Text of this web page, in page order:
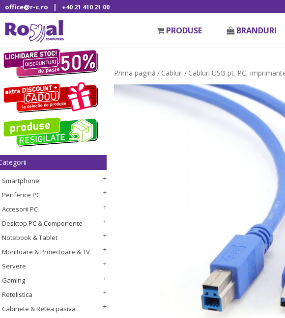
office@r-c.ro | +40 21 410 21 00
PRODUSE BRANDURI
Smartphone
Periferice PC
Accesorii PC
Desktop PC & Componente
Notebook & Tablet
Monitoare & Proiectoare & TV
Servere
Gaming
Retelistica
Cabinete & Retea pasiva
Prima pagină / Cabluri / Cabluri USB pt. PC,